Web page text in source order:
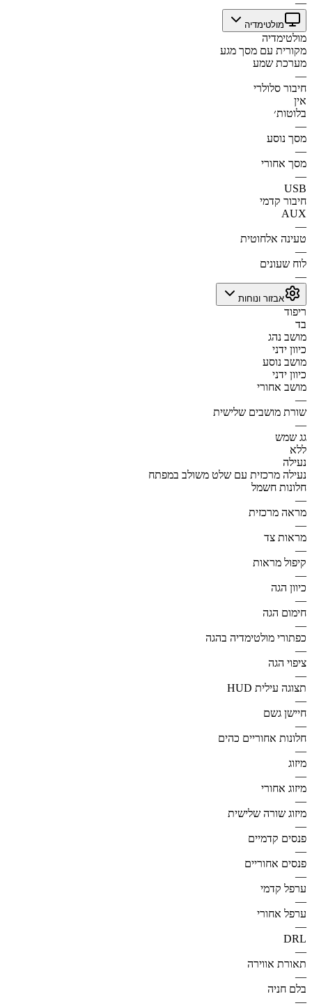
מולטימדיה
מולטימדיה
מקורית עם מסך מגע
מערכת שמע
—
חיבור סלולרי
אין
בלוטות׳
—
מסך נוסע
—
מסך אחורי
—
USB
חיבור קדמי
AUX
—
טעינה אלחוטית
—
לוח שעונים
—
אבזור ונוחות
ריפוד
בד
מושב נהג
כיוון ידני
מושב נוסע
כיוון ידני
מושב אחורי
—
שורת מושבים שלישית
—
גג שמש
ללא
נעילה
נעילה מרכזית עם שלט משולב במפתח
חלונות חשמל
—
מראה מרכזית
—
מראות צד
—
קיפול מראות
—
כיוון הגה
—
חימום הגה
—
כפתורי מולטימדיה בהגה
—
ציפוי הגה
—
תצוגה עילית HUD
—
חיישן גשם
—
חלונות אחוריים כהים
—
מיזוג
—
מיזוג אחורי
—
מיזוג שורה שלישית
—
פנסים קדמיים
—
פנסים אחוריים
—
ערפל קדמי
—
ערפל אחורי
—
DRL
—
תאורת אווירה
—
בלם חניה
—